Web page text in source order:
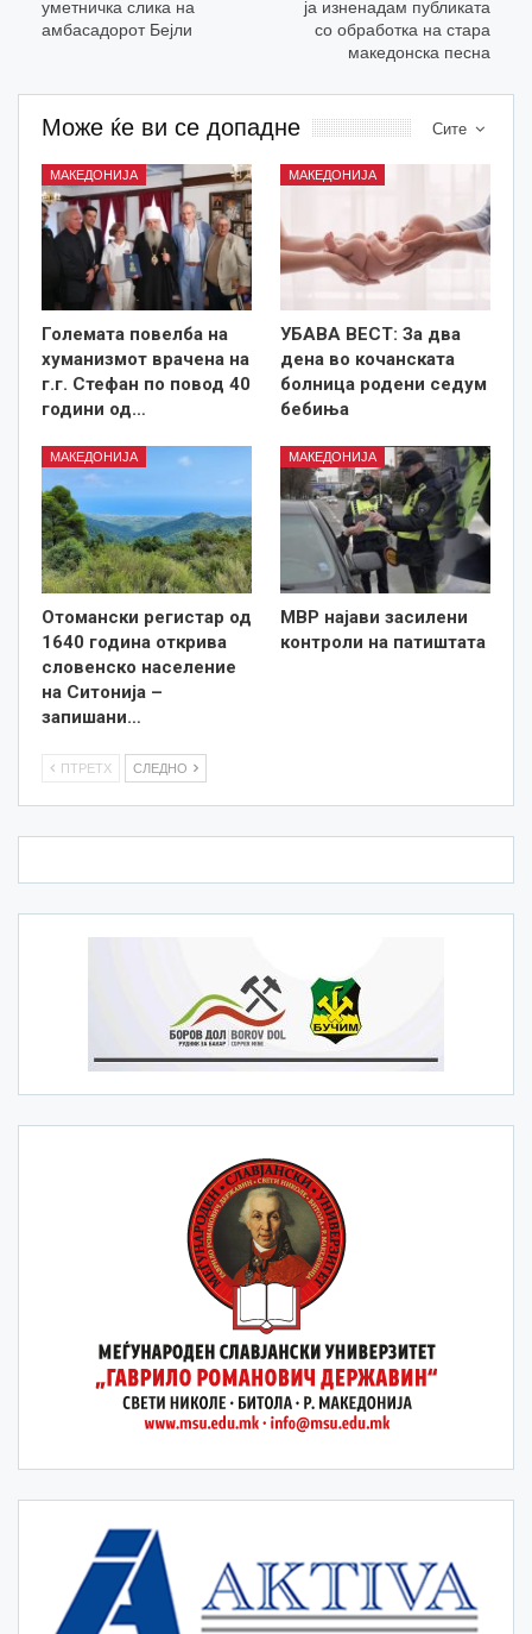
уметничка слика на
амбасадорот Бејли
ја изненадам публиката
со обработка на стара
македонска песна
Сите
Може ќе ви се допадне
МАКЕДОНИЈА
Големата повелба на
хуманизмот врачена на
г.г. Стефан по повод 40
години од…
МАКЕДОНИЈА
УБАВА ВЕСТ: За два
дена во кочанската
болница родени седум
бебиња
МАКЕДОНИЈА
Отомански регистар од
1640 година открива
словенско население
на Ситонија –
запишани…
МАКЕДОНИЈА
МВР најави засилени
контроли на патиштата
ПТРЕТХ СЛЕДНО